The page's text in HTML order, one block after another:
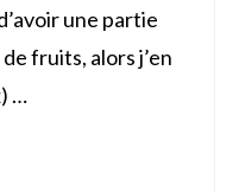
une partie
fruits, alors j’en
…